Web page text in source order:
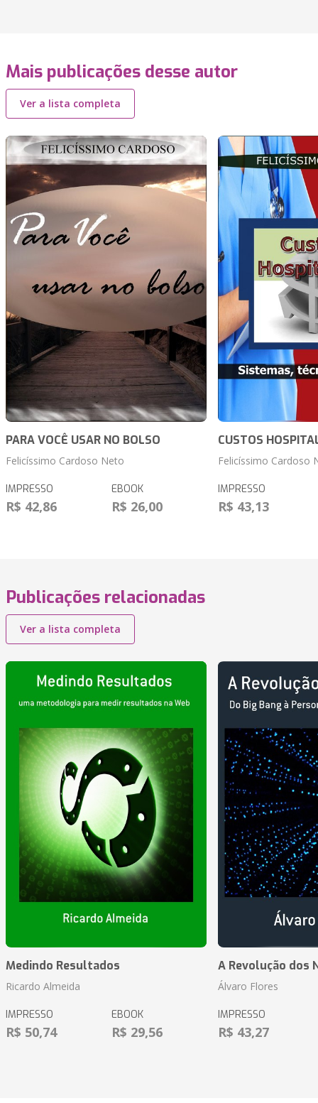
Mais publicações desse autor
Ver a lista completa
PARA VOCÊ USAR NO BOLSO
Felicíssimo Cardoso Neto
IMPRESSO
R$ 42,86
EBOOK
R$ 26,00
CUSTOS
Felicíssimo Cardoso
IMPRESSO
R$ 43,13
Publicações relacionadas
Ver a lista completa
Medindo Resultados
Ricardo Almeida
IMPRESSO
R$ 50,74
EBOOK
R$ 29,56
A Revolução dos
Álvaro Flores
IMPRESSO
R$ 43,27